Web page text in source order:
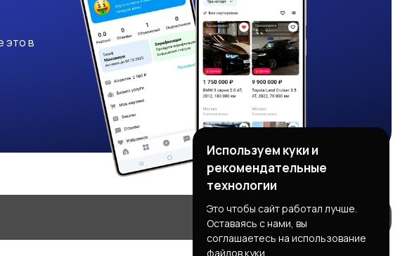
это в
Используем куки и
рекомендательные
технологии
Это чтобы сайт работал лучше.
Оставаясь с нами, вы
соглашаетесь на использование
файлов куки.